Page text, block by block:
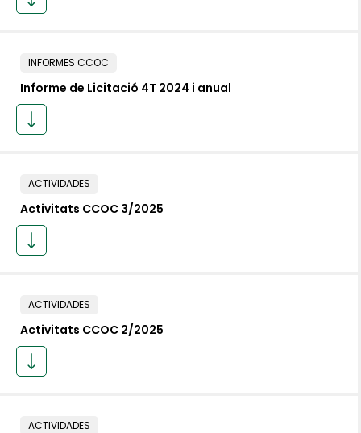
INFORMES CCOC
Informe de Licitació 4T 2024 i anual
ACTIVIDADES
Activitats CCOC 3/2025
ACTIVIDADES
Activitats CCOC 2/2025
ACTIVIDADES